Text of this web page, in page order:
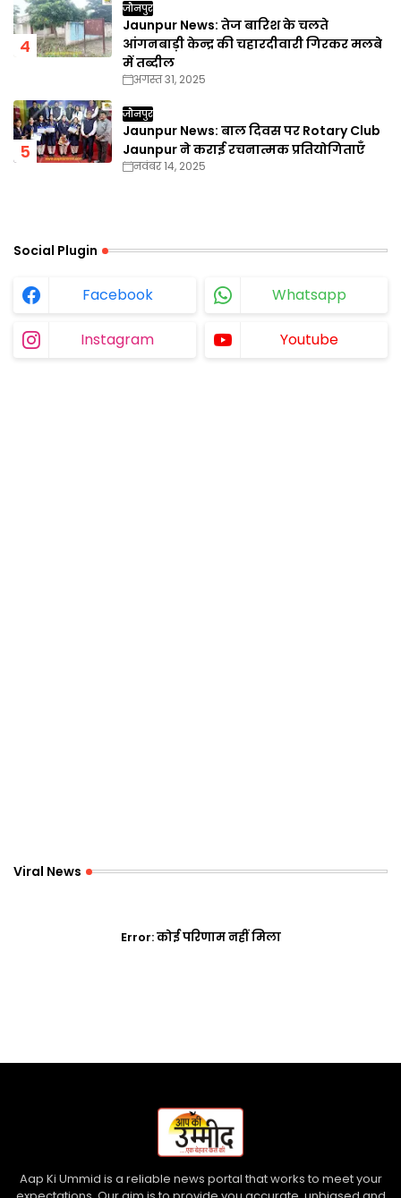
जौनपुर
Jaunpur News: तेज बारिश के चलते
आंगनबाड़ी केन्द्र की चहारदीवारी गिरकर मलबे
में तब्दील
अगस्त 31, 2025
जौनपुर
Jaunpur News: बाल दिवस पर Rotary Club
Jaunpur ने कराई रचनात्मक प्रतियोगिताएँ
नवंबर 14, 2025
Social Plugin
Facebook Whatsapp
Instagram Youtube
Viral News
Error:कोई परिणाम नहीं मिला
Aap Ki Ummid is a reliable news portal that works to meet your